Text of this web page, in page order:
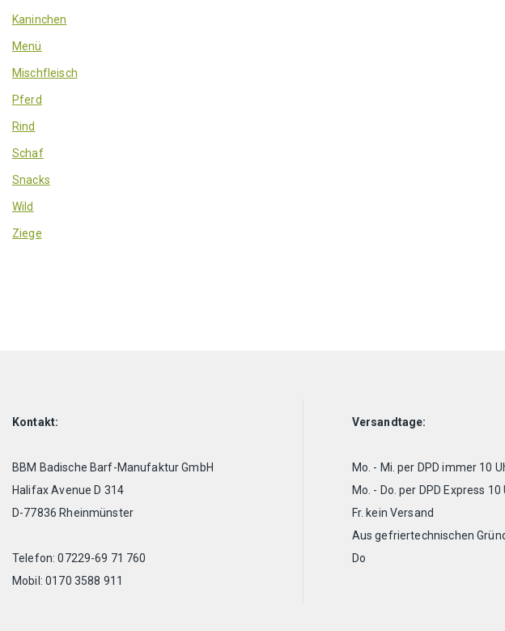
Kaninchen
Menü
Mischfleisch
Pferd
Rind
Schaf
Snacks
Wild
Ziege
Kontakt:
BBM Badische Barf-Manufaktur GmbH
Halifax Avenue D 314
D-77836 Rheinmünster
Telefon: 07229-69 71 760
Mobil: 0170 3588 911
Versandtage:
Mo. - Mi. per DPD immer 10
Mo. - Do. per DPD Express 10
Fr. kein Versand
Aus gefriertechnischen
Do